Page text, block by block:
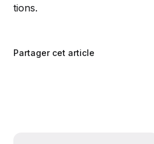
tions.
Partager cet article